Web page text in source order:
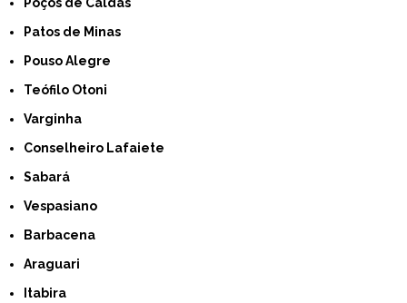
Patos de Minas
Pouso Alegre
Teófilo Otoni
Varginha
Conselheiro Lafaiete
Sabará
Vespasiano
Barbacena
Araguari
Itabira